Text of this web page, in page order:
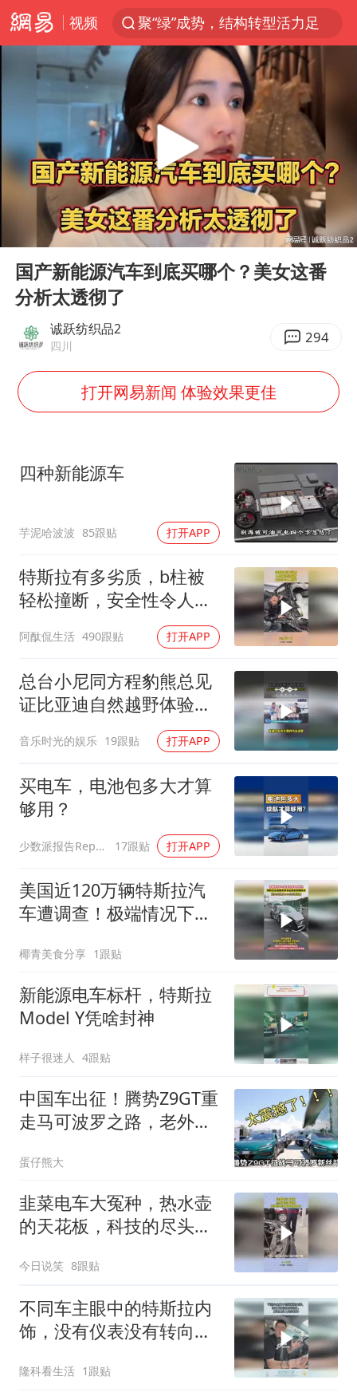
视频
聚“绿”成势，结构转型活力足
印度暴发金迪普拉病毒
24小时不关空调 电费反而更低？
陕西柞水突发泥石流致1死2失联
“梅姨”已是老年人 死刑或适用受限
“事业单位招聘不是人情买卖”
杭州一小区17楼玻璃幕墙爆裂
美国退回1000亿美元关税
新华社权威快报|我国编制完成新版全月地质图
要给全体职工“应休尽休”的底气
曝张一鸣下死命令：不依赖AI蒸馏技术
中国经济展现强大韧性和活力
Play
00:00 05:55
国产新能源汽车到底买哪个？美女这番
分析太透彻了
诚跃纺织品2
四川 294
打开网易新闻 体验效果更佳
四种新能源车
芋泥哈波波 85跟贴 打开APP
特斯拉有多劣质，b柱被
轻松撞断，安全性令人担
阿酞侃生活 490跟贴 打开APP
总台小尼同方程豹熊总见
证比亚迪自然越野体验中
心开业小尼为豹8云辇p-
ultra点赞
音乐时光的娱乐 19跟贴 打开APP
买电车，电池包多大才算
够用？
少数派报告Report 17跟贴 打开APP
美国近120万辆特斯拉汽
车遭调查！极端情况下可
椰青美食分享 1跟贴
新能源电车标杆，特斯拉
Model Y凭啥封神
样子很迷人 4跟贴
中国车出征！腾势Z9GT重
走马可波罗之路，老外看
蛋仔熊大
韭菜电车大冤种，热水壶
的天花板，科技的尽头原
今日说笑 8跟贴
不同车主眼中的特斯拉内
饰，没有仪表没有转向
隆科看生活 1跟贴